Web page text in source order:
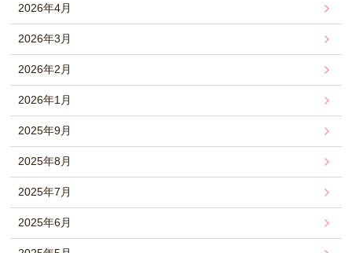
2026年4月
2026年3月
2026年2月
2026年1月
2025年9月
2025年8月
2025年7月
2025年6月